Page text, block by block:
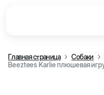
Главная страница Собаки